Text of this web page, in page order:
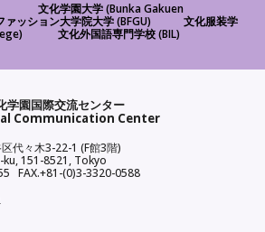
文化学園大学(Bunka Gakuen
ァッション大学院大学(BFGU)
文化服装学
文化外国語専門学校(BIL)
学園国際交流センター
Communication Center
代々木3-22-1 (F館3階)
151-8521, Tokyo
FAX.+81-(0)3-3320-0588